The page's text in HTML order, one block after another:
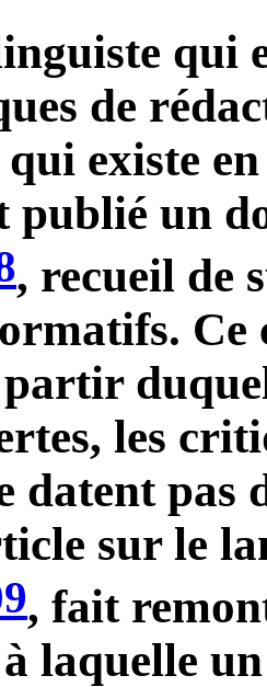
qui
de
existe
publié un
, recueil de
les
datent
sur le
, fait
laquelle